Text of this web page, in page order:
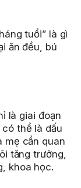
tuổi” là gì
ăn đều, bú
là giai đoạn
thể là dấu
mẹ cần quan
tăng trưởng,
khoa học.